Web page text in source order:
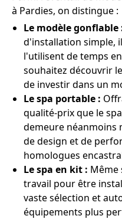
à Pardies, on distingue :
Le modèle gonflable
d'installation simple,
l'utilisent de temps
souhaitez découvrir
de investir dans un
Le spa portable :
qualité-prix que le
demeure néanmoins
de design et de
homologues
Le spa en kit : Même
travail pour être
vaste sélection et
équipements plus